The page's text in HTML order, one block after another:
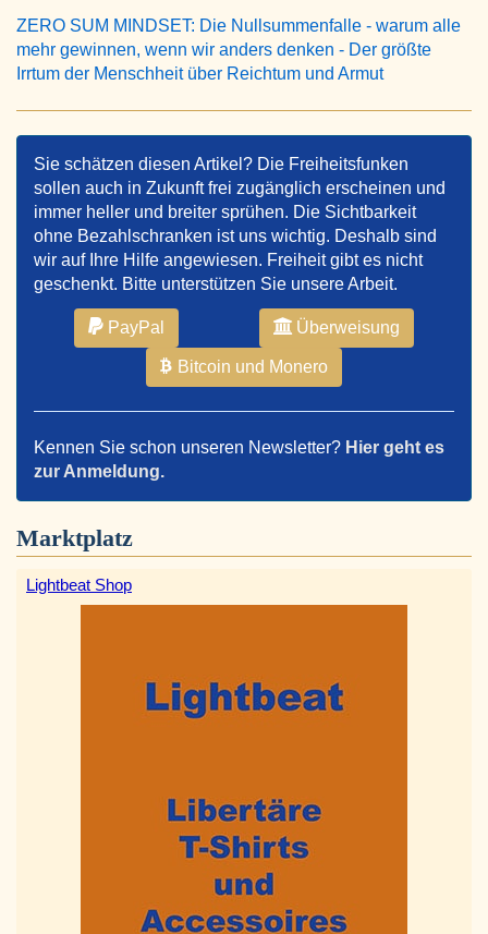
ZERO SUM MINDSET: Die Nullsummenfalle - warum alle
mehr gewinnen, wenn wir anders denken - Der größte
Irrtum der Menschheit über Reichtum und Armut
Sie schätzen diesen Artikel? Die Freiheitsfunken
sollen auch in Zukunft frei zugänglich erscheinen und
immer heller und breiter sprühen. Die Sichtbarkeit
ohne Bezahlschranken ist uns wichtig. Deshalb sind
wir auf Ihre Hilfe angewiesen. Freiheit gibt es nicht
geschenkt. Bitte unterstützen Sie unsere Arbeit.
PayPal Überweisung
Bitcoin und Monero
Kennen Sie schon unseren Newsletter? Hier geht es
zur Anmeldung.
Marktplatz
Lightbeat Shop